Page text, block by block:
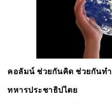
คอลัมน์ ช่วยกันคิด ช่วยกันทำ
ทหารประชาธิปไตย